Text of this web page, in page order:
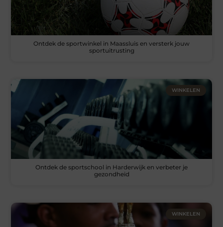
Ontdek de sportwinkel in Maassluis en versterk jouw
sportuitrusting
WINKELEN
Ontdek de sportschool in Harderwijk en verbeter je
gezondheid
WINKELEN